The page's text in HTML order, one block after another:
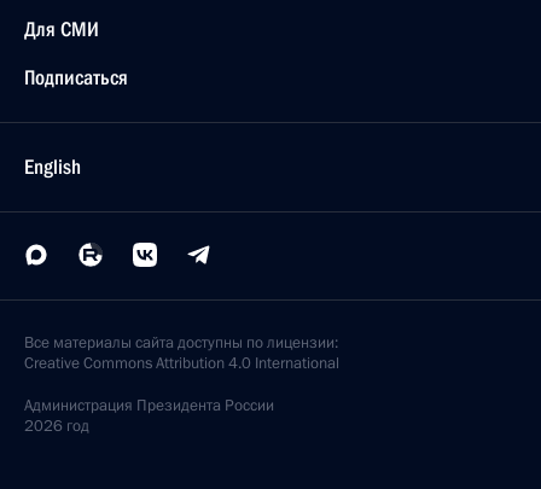
Для СМИ
Подписаться
English
Все материалы сайта доступны по лицензии:
Creative Commons Attribution 4.0 International
Администрация Президента России
2026 год